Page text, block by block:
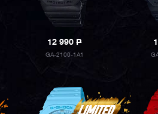
12 990P
GA-2100-1A1